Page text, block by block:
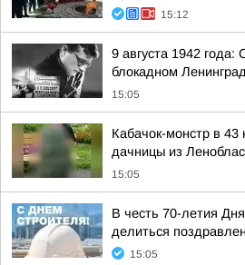
15:12
9 августа 1942
блокадном
15:05
Кабачок-монстр в 43
дачницы из
15:05
В честь 70-летия
делиться
15:05